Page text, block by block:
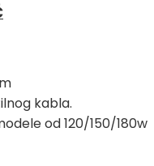
kabla.
od 120/150/180w